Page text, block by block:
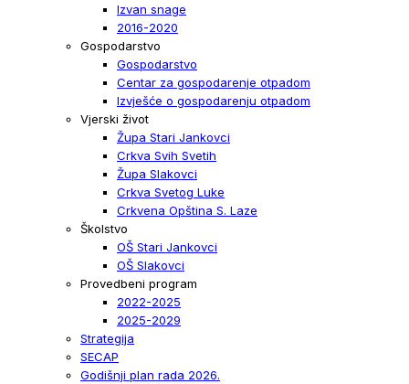
Izvan snage
2016-2020
Gospodarstvo
Gospodarstvo
Centar za gospodarenje otpadom
Izvješće o gospodarenju otpadom
Vjerski život
Župa Stari Jankovci
Crkva Svih Svetih
Župa Slakovci
Crkva Svetog Luke
Crkvena Opština S. Laze
Školstvo
OŠ Stari Jankovci
OŠ Slakovci
Provedbeni program
2022-2025
2025-2029
Strategija
SECAP
Godišnji plan rada 2026.